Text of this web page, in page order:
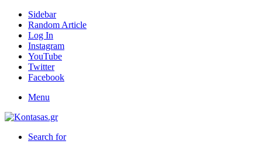
Sidebar
Random Article
Log In
Instagram
YouTube
Twitter
Facebook
Menu
Search for